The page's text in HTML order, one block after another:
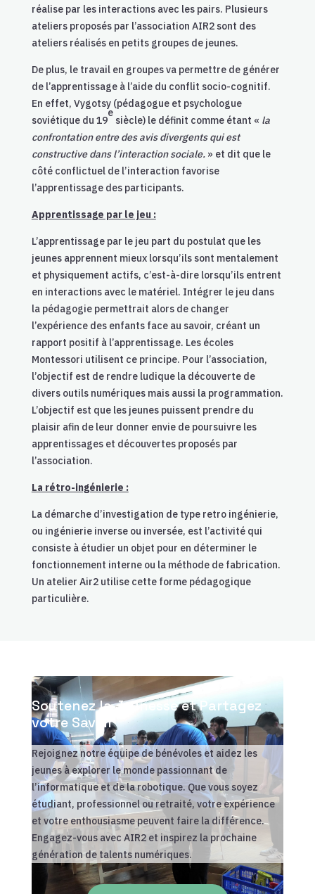
réalise par les interactions avec les pairs. Plusieurs
ateliers proposés par l’association AIR2 sont des
ateliers réalisés en petits groupes de jeunes.
De plus, le travail en groupes va permettre de générer
de l’apprentissage à l’aide du conflit socio-cognitif.
En effet, Vygotsy (pédagogue et psychologue
soviétique du 19
e
siècle) le définit comme étant « la
confrontation entre des avis divergents qui est
constructive dans l’interaction sociale. » et dit que le
côté conflictuel de l’interaction favorise
l’apprentissage des participants.
Apprentissage par le jeu :
L’apprentissage par le jeu part du postulat que les
jeunes apprennent mieux lorsqu’ils sont mentalement
et physiquement actifs, c’est-à-dire lorsqu’ils entrent
en interactions avec le matériel. Intégrer le jeu dans
la pédagogie permettrait alors de changer
l’expérience des enfants face au savoir, créant un
rapport positif à l’apprentissage. Les écoles
Montessori utilisent ce principe. Pour l’association,
l’objectif est de rendre ludique la découverte de
divers outils numériques mais aussi la programmation.
L’objectif est que les jeunes puissent prendre du
plaisir afin de leur donner envie de poursuivre les
apprentissages et découvertes proposés par
l’association.
La rétro-ingénierie :
La démarche d’investigation de type retro ingénierie,
ou ingénierie inverse ou inversée, est l’activité qui
consiste à étudier un objet pour en déterminer le
fonctionnement interne ou la méthode de fabrication.
Un atelier Air2 utilise cette forme pédagogique
particulière.
Soutenez la Jeunesse et Partagez
votre Savoir
Rejoignez notre équipe de bénévoles et aidez les
jeunes à explorer le monde passionnant de
l’informatique et de la robotique. Que vous soyez
étudiant, professionnel ou retraité, votre expérience
et votre enthousiasme peuvent faire la différence.
Engagez-vous avec AIR2 et inspirez la prochaine
génération de talents numériques.